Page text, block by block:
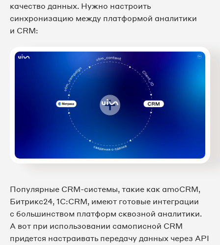
качество данных. Нужно настроить
синхронизацию между платформой аналитики
и CRM:
Популярные CRM-системы, такие как amoCRM,
Битрикс24, 1С:CRM, имеют готовые интеграции
с большинством платформ сквозной аналитики.
А вот при использовании самописной CRM
придется настраивать передачу данных через API